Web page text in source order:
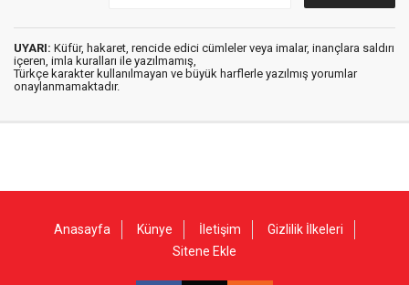
UYARI: Küfür, hakaret, rencide edici cümleler veya imalar, inançlara saldırı
içeren, imla kuralları ile yazılmamış,
Türkçe karakter kullanılmayan ve büyük harflerle yazılmış yorumlar
onaylanmamaktadır.
Anasayfa Künye İletişim
Gizlilik İlkeleri
Sitene Ekle